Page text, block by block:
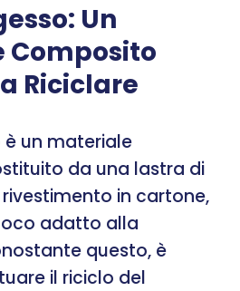
Un
Composito
Riciclare
un materiale
da una lastra di
in cartone,
adatto alla
questo, è
il riciclo del